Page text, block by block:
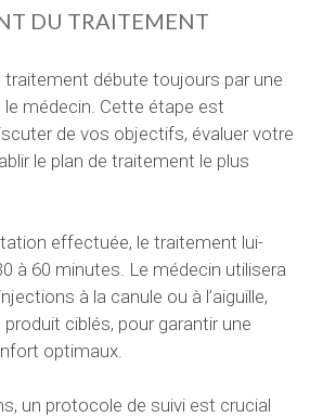
DU TRAITEMENT
traitement débute toujours par une
médecin. Cette étape est
de vos objectifs, évaluer votre
le plan de traitement le plus
effectuée, le traitement lui-
à 60 minutes. Le médecin utilisera
à la canule ou à l’aiguille,
ciblés, pour garantir une
optimaux.
un protocole de suivi est crucial